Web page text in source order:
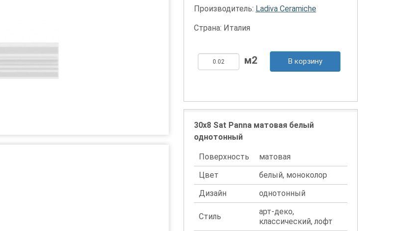
Производитель: Ladiva Сeramiche
Страна: Италия
В корзину
30x8 Sat Panna матовая белый
однотонный
Поверхность
матовая
Цвет
белый, моноколор
Дизайн
однотонный
Стиль
арт-деко,
классический, лофт